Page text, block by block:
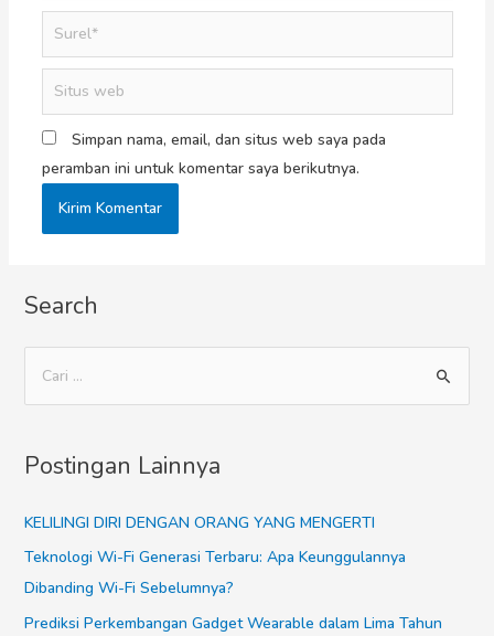
Simpan nama, email, dan situs web saya pada
peramban ini untuk komentar saya berikutnya.
Search
Postingan Lainnya
KELILINGI DIRI DENGAN ORANG YANG MENGERTI
Teknologi Wi-Fi Generasi Terbaru: Apa Keunggulannya
Dibanding Wi-Fi Sebelumnya?
Prediksi Perkembangan Gadget Wearable dalam Lima Tahun